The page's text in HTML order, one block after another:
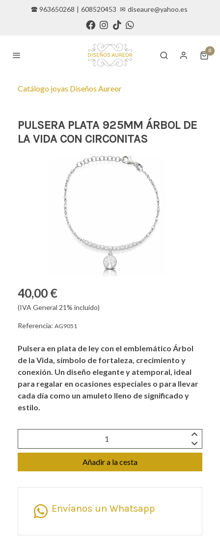
🕿 963650268 | 608520453 ✉ diseaure@yahoo.es
0
Catálogo joyas Diseños Aureor
PULSERA PLATA 925MM ÁRBOL DE
LA VIDA CON CIRCONITAS
40,00 €
(IVA General 21% incluido)
Referencia: AG9051
Pulsera en plata de ley con el emblemático Árbol
de la Vida, símbolo de fortaleza, crecimiento y
conexión. Un diseño elegante y atemporal, ideal
para regalar en ocasiones especiales o para llevar
cada día como un amuleto lleno de significado y
estilo.
Añadir a la cesta
Envíanos un Whatsapp